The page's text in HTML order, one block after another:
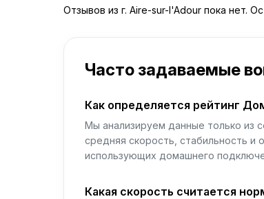
Отзывов из г. Aire-sur-l'Adour пока нет.
Часто задаваемые
Как определяется рейтинг
Мы анализируем данные только из
средняя скорость, стабильность и
использующих домашнего
Какая скорость считается